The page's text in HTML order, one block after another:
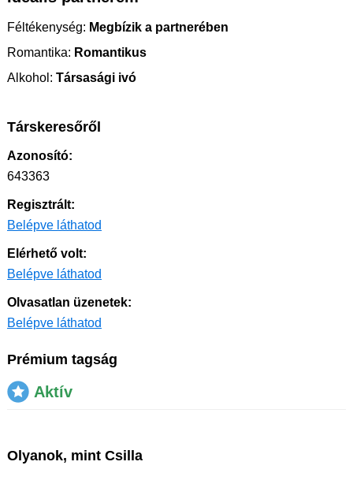
Féltékenység: Megbízik a partnerében
Romantika: Romantikus
Alkohol: Társasági ivó
Társkeresőről
Azonosító:
643363
Regisztrált:
Belépve láthatod
Elérhető volt:
Belépve láthatod
Olvasatlan üzenetek:
Belépve láthatod
Prémium tagság
Aktív
Olyanok, mint Csilla